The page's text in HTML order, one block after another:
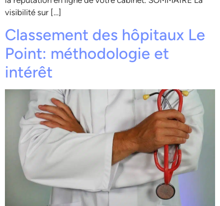
visibilité sur […]
Classement des hôpitaux Le
Point: méthodologie et
intérêt